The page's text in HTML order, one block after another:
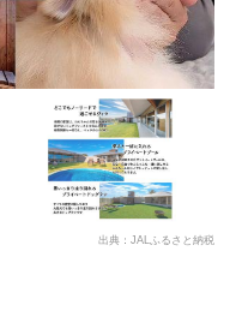
出典：JALふるさと納税